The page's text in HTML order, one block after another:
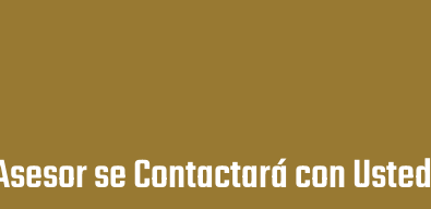
se Contactará con Usted